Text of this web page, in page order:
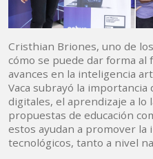
Cristhian Briones, uno de
cómo se puede dar forma
avances en la inteligencia
Vaca subrayó la
digitales, el aprendizaje a lo
propuestas de educación
estos ayudan a promover
tecnológicos, tanto a nivel